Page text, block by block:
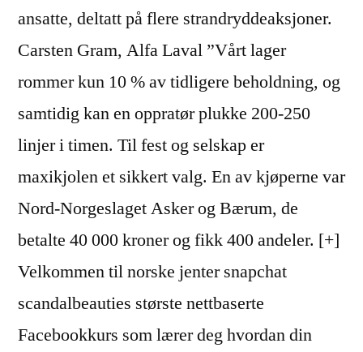
ansatte, deltatt på flere strandryddeaksjoner.
Carsten Gram, Alfa Laval ”Vårt lager
rommer kun 10 % av tidligere beholdning, og
samtidig kan en oppratør plukke 200-250
linjer i timen. Til fest og selskap er
maxikjolen et sikkert valg. En av kjøperne var
Nord-Norgeslaget Asker og Bærum, de
betalte 40 000 kroner og fikk 400 andeler. [+]
Velkommen til norske jenter snapchat
scandalbeauties største nettbaserte
Facebookkurs som lærer deg hvordan din